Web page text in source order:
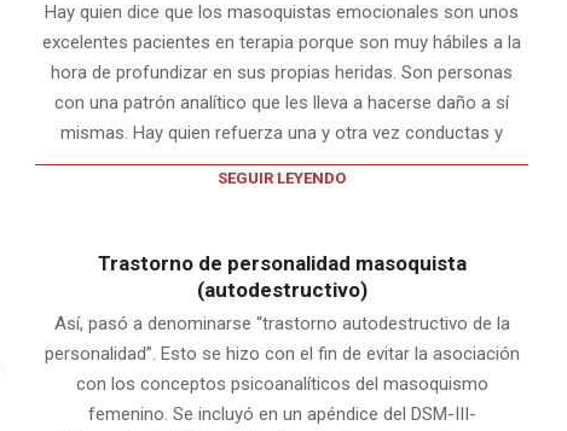
Hay quien dice que los masoquistas emocionales son unos
excelentes pacientes en terapia porque son muy hábiles a la
hora de profundizar en sus propias heridas. Son personas
con una patrón analítico que les lleva a hacerse daño a sí
mismas. Hay quien refuerza una y otra vez conductas y
SEGUIR LEYENDO
Trastorno de personalidad masoquista
(autodestructivo)
Así, pasó a denominarse “trastorno autodestructivo de la
personalidad”. Esto se hizo con el fin de evitar la asociación
con los conceptos psicoanalíticos del masoquismo
femenino. Se incluyó en un apéndice del DSM-III-